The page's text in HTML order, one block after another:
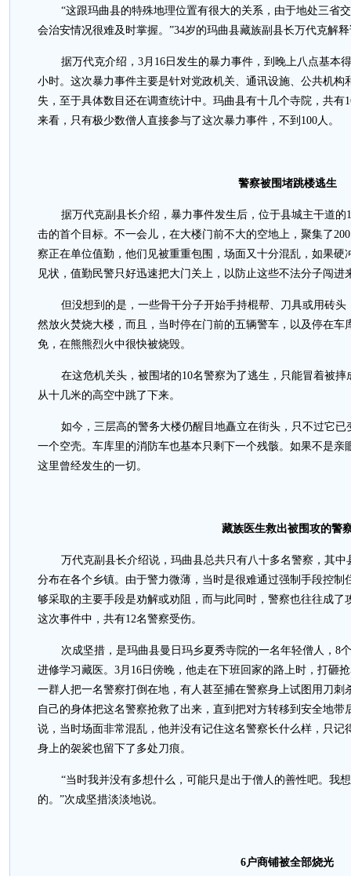
“这跟玛曲县的特殊地理位置有很大的关系，由于地处三省
会治安情况很难及时掌握。”34岁的玛曲县藏族副县长万代克解
据万代克介绍，3月16日发生的暴力事件，到晚上八点基本
小时。这次暴力事件主要是针对党政机关、通讯设施、公共机构
失，至于具体数目还在调查统计中。玛曲县有十几个寺院，共有
来看，只有极少数僧人直接参与了这次暴力事件，不到100人。
警察被围堵跳楼逃生
据万代克副县长介绍，暴力事件发生后，位于县城主干道的
击的首个目标。不一会儿，在大楼门前不大的空地上，聚集了
察正在单位值勤，他们见被重重包围，场面又十分混乱，如果硬
见状，值勤民警只好迅速把大门关上，以防止这些不法分子闯进
但没想到的是，一些骨干分子开始手持棍帮、刀具或用砖
然放火焚烧大楼，而且，当时停在门前的五辆警车，以及停在车
免，在熊熊烈火中很快被烧毁。
在这危机关头，被围堵的10名警察为了逃生，只能冒着被
从十几米的高空中跳了下来。
如今，三层高的警务大楼仍醒目地矗立在街头，只不过它
一个空壳。车库里的消防车也基本只剩下一个残骸。如果不是亲
这里曾经发生的一切。
藏族医生救出被围攻的警
万代克副县长介绍说，玛曲县总共只有八十多名警察，其
分布在各个乡镇。由于警力微薄，当时是很难通过强制手段控制
够采取的主要手段是劝解或劝阻，而与此同时，警察也往往成了
这次事件中，共有12名警察受伤。
次成坚措，是玛曲县曼日玛乡夏秀寺院的一名年轻僧人，8
进修学习藏医。3月16日傍晚，他走在下班回家的路上时，打砸
一群人把一名警察打倒在地，有人甚至捕在警察身上试图用刀刺
自己的身体把这名警察抢救了出来，直到把对方转移到安全地带
说，当时场面非常混乱，他并没有记住这名警察长什么样，只记
身上的袈裟也留下了多处刀痕。
“当时我并没有多想什么，可能只是出于僧人的善性吧。我
的。”次成坚措淡淡地说。
6户商铺被全部烧光